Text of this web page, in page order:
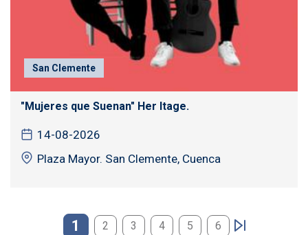
San Clemente
"Mujeres que Suenan" Her Itage.
14-08-2026
Plaza Mayor. San Clemente, Cuenca
Paginación
1 2 3 4 5 6